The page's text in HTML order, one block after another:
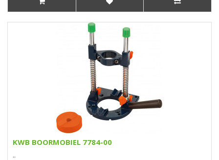
KWB BOORMOBIEL 7784-00
..